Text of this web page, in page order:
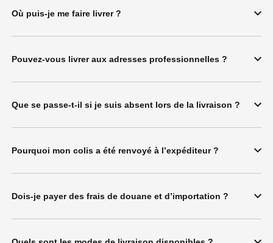
Où puis-je me faire livrer ?
Pouvez-vous livrer aux adresses professionnelles ?
Que se passe-t-il si je suis absent lors de la livraison ?
Pourquoi mon colis a été renvoyé à l’expéditeur ?
Dois-je payer des frais de douane et d’importation ?